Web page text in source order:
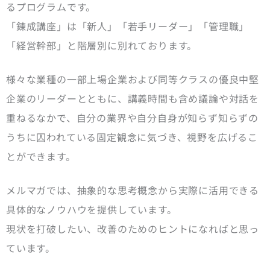
るプログラムです。
「錬成講座」は「新人」「若手リーダー」「管理職」
「経営幹部」と階層別に別れております。
様々な業種の一部上場企業および同等クラスの優良中堅
企業のリーダーとともに、講義時間も含め議論や対話を
重ねるなかで、自分の業界や自分自身が知らず知らずの
うちに囚われている固定観念に気づき、視野を広げるこ
とができます。
メルマガでは、抽象的な思考概念から実際に活用できる
具体的なノウハウを提供しています。
現状を打破したい、改善のためのヒントになればと思っ
ています。